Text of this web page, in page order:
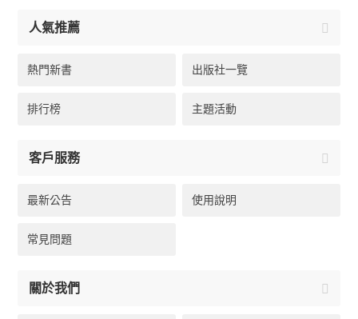
人氣推薦
熱門新書 出版社一覽
排行榜 主題活動
客戶服務
最新公告 使用說明
常見問題
關於我們